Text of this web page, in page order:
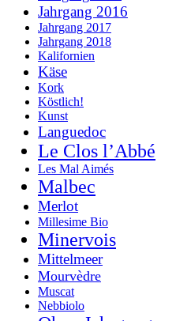
Jahrgang 2016
Jahrgang 2017
Jahrgang 2018
Kalifornien
Käse
Kork
Köstlich!
Kunst
Languedoc
Le Clos l’Abbé
Les Mal Aimés
Malbec
Merlot
Millesime Bio
Minervois
Mittelmeer
Mourvèdre
Muscat
Nebbiolo